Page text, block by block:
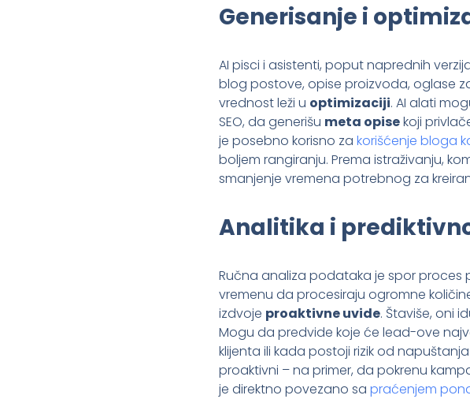
Generisanje i
AI pisci i asistenti, poput naprednih
blog postove, opise proizvoda, oglase
vrednost leži u optimizaciji. AI alati
SEO, da generišu meta opisekoji
je posebno korisno za korišćenje bloga
boljem rangiranju. Prema istraživanju,
smanjenje vremena potrebnog za
Analitika i
Ručna analiza podataka je spor proces
vremenu da procesiraju ogromne
izdvoje proaktivne uvide. Štaviše, oni
Mogu da predvide koje će lead-ove
klijenta ili kada postoji rizik od
proaktivni – na primer, da pokrenu
je direktno povezano sa praćenjem